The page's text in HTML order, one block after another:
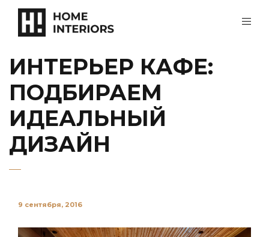
ИНТЕРЬЕР КАФЕ:
ПОДБИРАЕМ
ИДЕАЛЬНЫЙ
ДИЗАЙН
9 сентября, 2016